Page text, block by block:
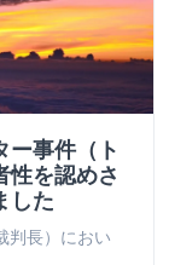
ー事件（ト
性を認めさ
した
判長）におい